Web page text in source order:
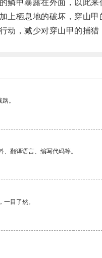
甲暴露在外面，以此来
栖息地的破坏，穿山甲
，减少对穿山甲的捕猎
。
翻译语言、编写代码等。
目了然。